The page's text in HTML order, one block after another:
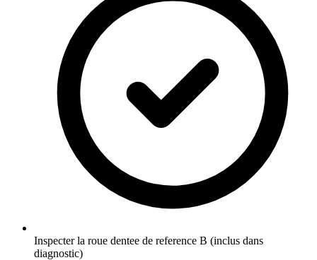
Inspecter la roue dentee de reference B (inclus dans
diagnostic)